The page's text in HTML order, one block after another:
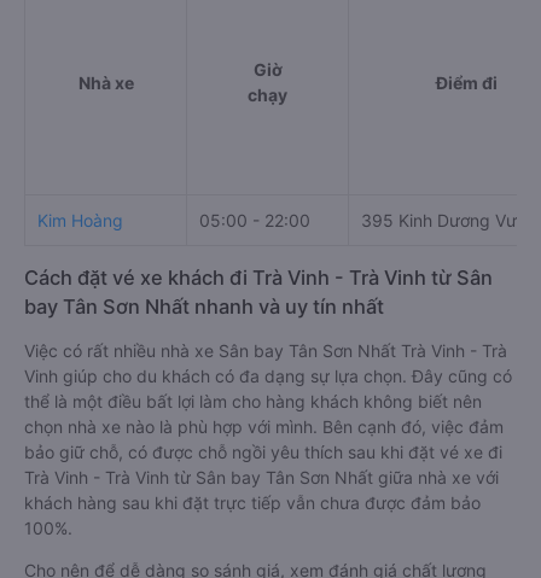
Nhà xe
Giờ
chạy
Điểm đi
Kim Hoàng 05:00 - 22:00 395 Kinh Dương
Cách đặt vé xe khách đi Trà Vinh - Trà Vinh từ Sân
bay Tân Sơn Nhất nhanh và uy tín nhất
Việc có rất nhiều nhà xe Sân bay Tân Sơn Nhất Trà Vinh - Trà
Vinh giúp cho du khách có đa dạng sự lựa chọn. Đây cũng có
thể là một điều bất lợi làm cho hàng khách không biết nên
chọn nhà xe nào là phù hợp với mình. Bên cạnh đó, việc đảm
bảo giữ chỗ, có được chỗ ngồi yêu thích sau khi đặt vé xe đi
Trà Vinh - Trà Vinh từ Sân bay Tân Sơn Nhất giữa nhà xe với
khách hàng sau khi đặt trực tiếp vẫn chưa được đảm bảo
100%.
Cho nên để dễ dàng so sánh giá, xem đánh giá chất lượng